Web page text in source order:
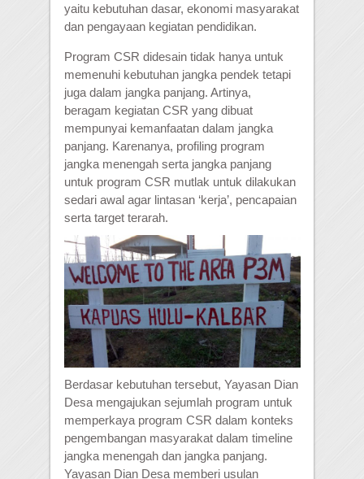
yaitu kebutuhan dasar, ekonomi masyarakat
dan pengayaan kegiatan pendidikan.
Program CSR didesain tidak hanya untuk
memenuhi kebutuhan jangka pendek tetapi
juga dalam jangka panjang. Artinya,
beragam kegiatan CSR yang dibuat
mempunyai kemanfaatan dalam jangka
panjang. Karenanya, profiling program
jangka menengah serta jangka panjang
untuk program CSR mutlak untuk dilakukan
sedari awal agar lintasan ‘kerja’, pencapaian
serta target terarah.
Berdasar kebutuhan tersebut, Yayasan Dian
Desa mengajukan sejumlah program untuk
memperkaya program CSR dalam konteks
pengembangan masyarakat dalam timeline
jangka menengah dan jangka panjang.
Yayasan Dian Desa memberi usulan